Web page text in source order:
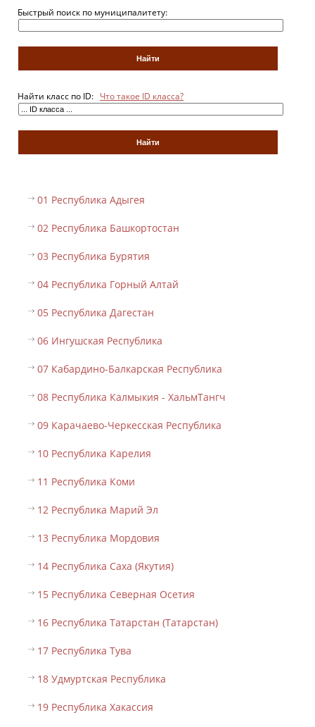
Быстрый поиск по муниципалитету:
Найти класс по ID: Что такое ID класса?
01 Республика Адыгея
02 Республика Башкортостан
03 Республика Бурятия
04 Республика Горный Алтай
05 Республика Дагестан
06 Ингушская Республика
07 Кабардино-Балкарская Республика
08 Республика Калмыкия - ХальмТангч
09 Карачаево-Черкесская Республика
10 Республика Карелия
11 Республика Коми
12 Республика Марий Эл
13 Республика Мордовия
14 Республика Саха (Якутия)
15 Республика Северная Осетия
16 Республика Татарстан (Татарстан)
17 Республика Тува
18 Удмуртская Республика
19 Республика Хакассия